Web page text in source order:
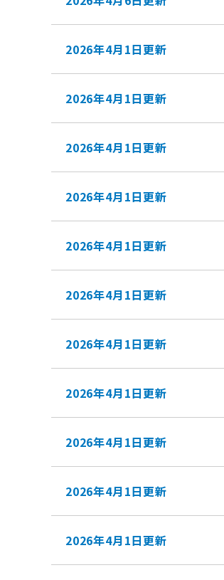
2026年4月1日更新
2026年4月1日更新
2026年4月1日更新
2026年4月1日更新
2026年4月1日更新
2026年4月1日更新
2026年4月1日更新
2026年4月1日更新
2026年4月1日更新
2026年4月1日更新
2026年4月1日更新